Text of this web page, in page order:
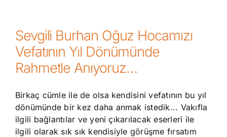
Sevgili Burhan Oğuz Hocamızı
Vefatının Yıl Dönümünde
Rahmetle Anıyoruz…
Birkaç cümle ile de olsa kendisini vefatının bu yıl
dönümünde bir kez daha anmak istedik... Vakıfla
ilgili bağlantılar ve yeni çıkarılacak eserleri ile
ilgili olarak sık sık kendisiyle görüşme fırsatım